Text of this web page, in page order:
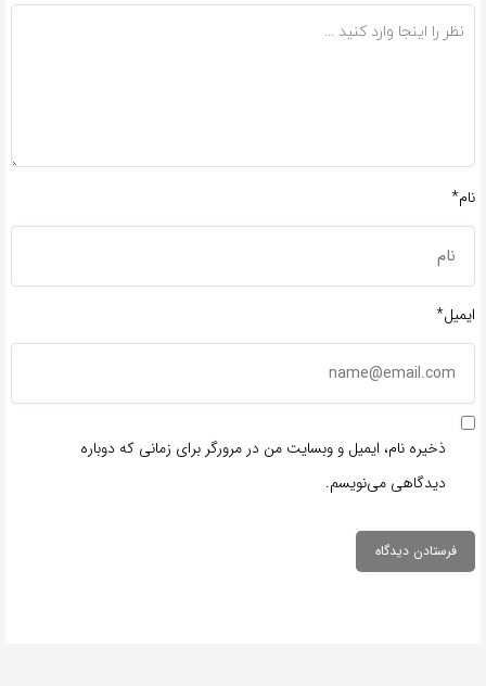
نام*
ایمیل*
ذخیره نام، ایمیل و وبسایت من در مرورگر برای زمانی که دوباره
دیدگاهی می‌نویسم.